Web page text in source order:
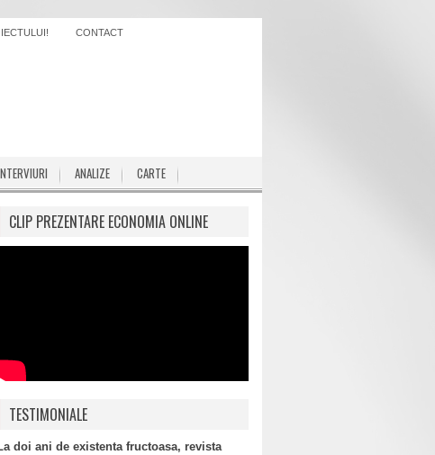
CONTACT
ANALIZE CARTE
CLIP PREZENTARE ECONOMIA ONLINE
TESTIMONIALE
doi ani de existenta fructoasa, revista